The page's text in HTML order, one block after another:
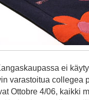
ei
varastoitua collegea
Ottobre 4/06, kaikki